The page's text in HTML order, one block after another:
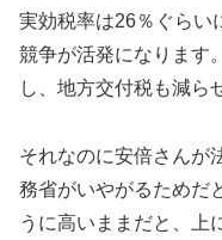
実効税率は26％ぐらい
競争が活発になります
し、地方交付税も減ら
それなのに安倍さんが
務省がいやがるためだ
うに高いままだと、上